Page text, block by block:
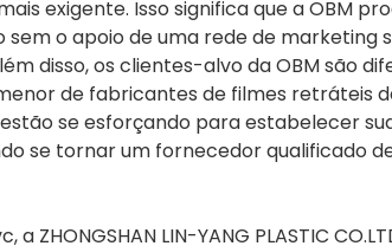
exigente. Isso significa que a OBM
o apoio de uma rede de marketing
disso, os clientes-alvo da OBM são
de fabricantes de filmes retráteis
se esforçando para estabelecer
se tornar um fornecedor qualificado
LIN-YANG PLASTIC